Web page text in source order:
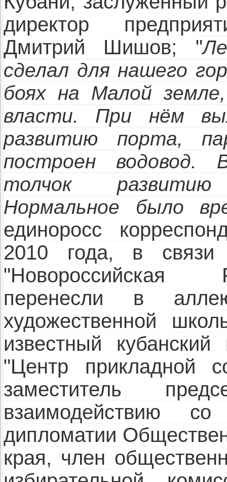
директор
Дмитрий Шишов; "
сделал для нашего
боях на Малой
власти. При нём
развитию порта,
построен водовод.
толчок
Нормальное было
единоросс
2010 года, в связи
"Новороссийская
перенесли в
художественной
известный
"Центр прикладной
заместитель
взаимодействию
дипломатии
края, член